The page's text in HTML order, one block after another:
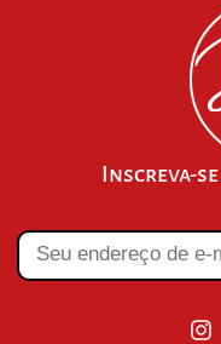
Inscreva-